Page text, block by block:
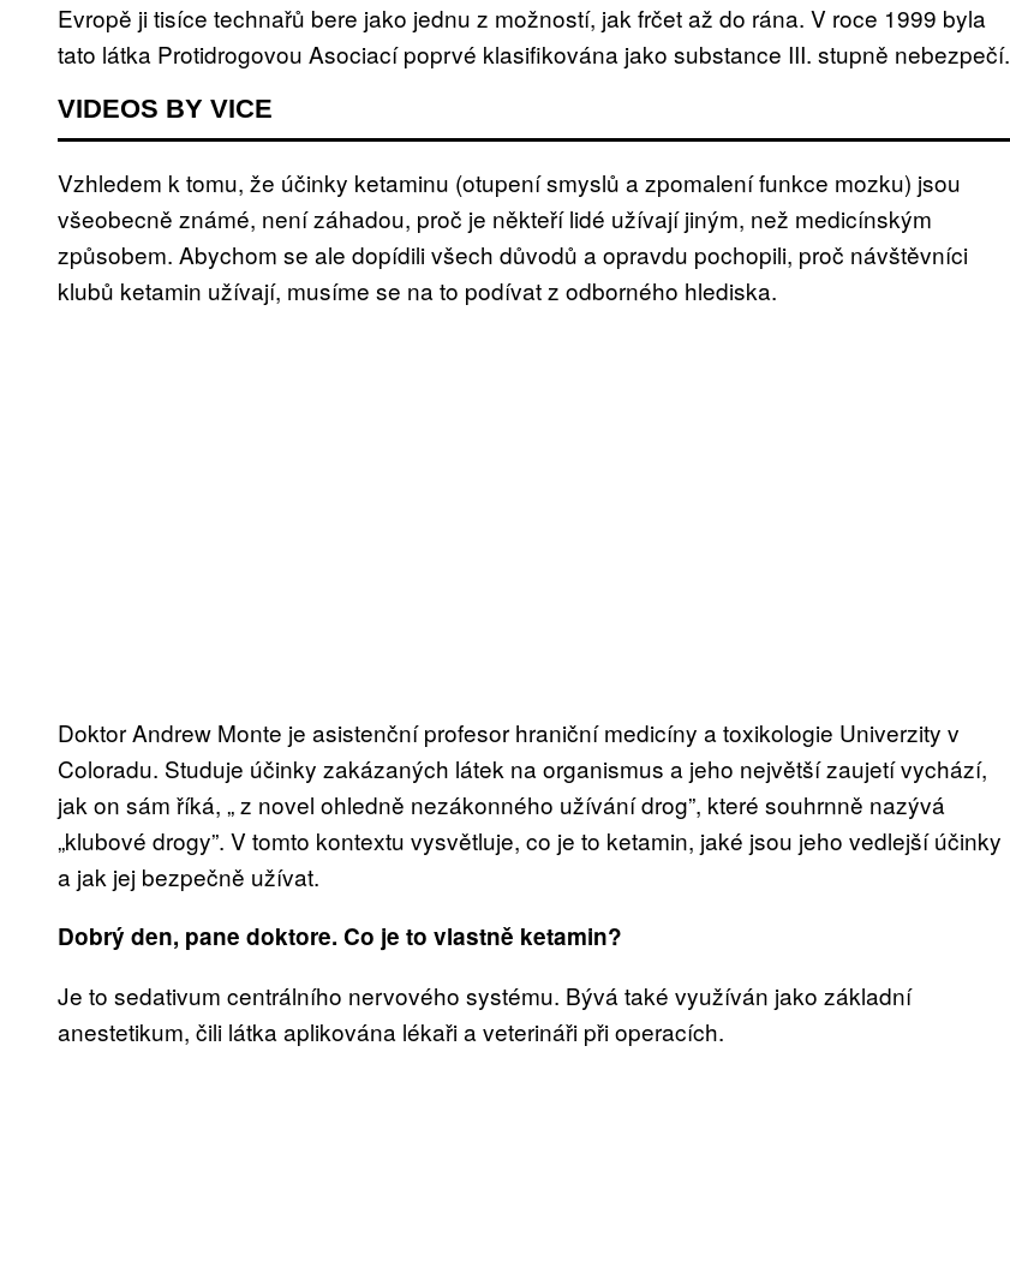
Evropě ji tisíce technařů bere jako jednu z možností, jak frčet až do rána. V roce 1999 byla
tato látka Protidrogovou Asociací poprvé klasifikována jako substance III. stupně nebezpečí.
VIDEOS BY VICE
Vzhledem k tomu, že účinky ketaminu (otupení smyslů a zpomalení funkce mozku) jsou
všeobecně známé, není záhadou, proč je někteří lidé užívají jiným, než medicínským
způsobem. Abychom se ale dopídili všech důvodů a opravdu pochopili, proč návštěvníci
klubů ketamin užívají, musíme se na to podívat z odborného hlediska.
Doktor Andrew Monte je asistenční profesor hraniční medicíny a toxikologie Univerzity v
Coloradu. Studuje účinky zakázaných látek na organismus a jeho největší zaujetí vychází,
jak on sám říká, „ z novel ohledně nezákonného užívání drog”, které souhrnně nazývá
„klubové drogy”. V tomto kontextu vysvětluje, co je to ketamin, jaké jsou jeho vedlejší účinky
a jak jej bezpečně užívat.
Dobrý den, pane doktore. Co je to vlastně ketamin?
Je to sedativum centrálního nervového systému. Bývá také využíván jako základní
anestetikum, čili látka aplikována lékaři a veterináři při operacích.